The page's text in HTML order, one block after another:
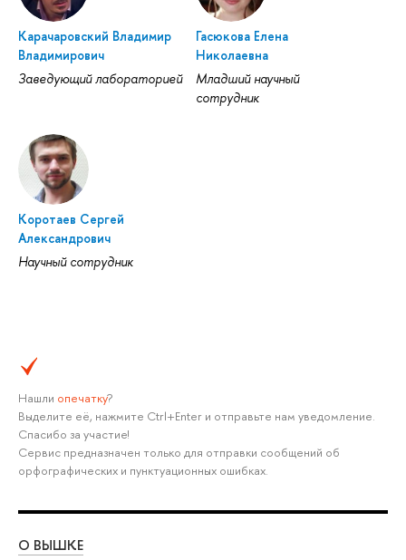
Карачаровский Владимир
Владимирович
Заведующий лабораторией
Гасюкова Елена
Николаевна
Младший научный
сотрудник
Коротаев Сергей
Александрович
Научный сотрудник
Нашли опечатку?
Выделите её, нажмите Ctrl+Enter и отправьте нам уведомление.
Спасибо за участие!
Сервис предназначен только для отправки сообщений об
орфографических и пунктуационных ошибках.
О ВЫШКЕ